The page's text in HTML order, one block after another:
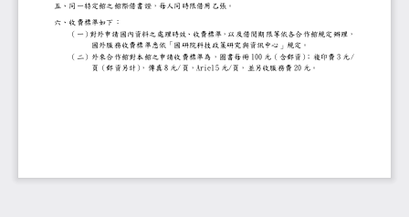
五 、 同一特定館之館際借書
證， 每人同時限借用乙張
。
六 、 收費標準如下
：
（ 一 ）對外申請國內資料之處理時效
、 收費標準
，以及借閱期限等依各合作
，
國外服務收費標準悉依
「 國研院科技政策研究與資訊中心
」 規定
。
（ 二） 外來合作館對本館之申請收費標準為
， 圖書每冊
100
元 （ 含郵資
）； 複印費
3 元/
頁 （郵資另計
）， 傳真
8 元/ 頁 ， Ariel5
元/頁 ， 並另收服務費
20
元 。